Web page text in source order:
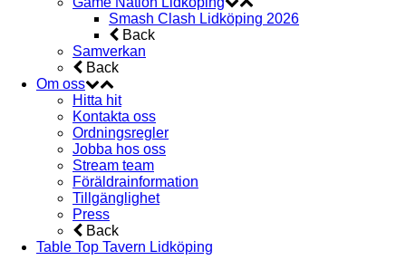
Smash Clash Lidköping 2026
Back
Samverkan
Back
Om oss
Hitta hit
Kontakta oss
Ordningsregler
Jobba hos oss
Stream team
Föräldrainformation
Tillgänglighet
Press
Back
Table Top Tavern Lidköping